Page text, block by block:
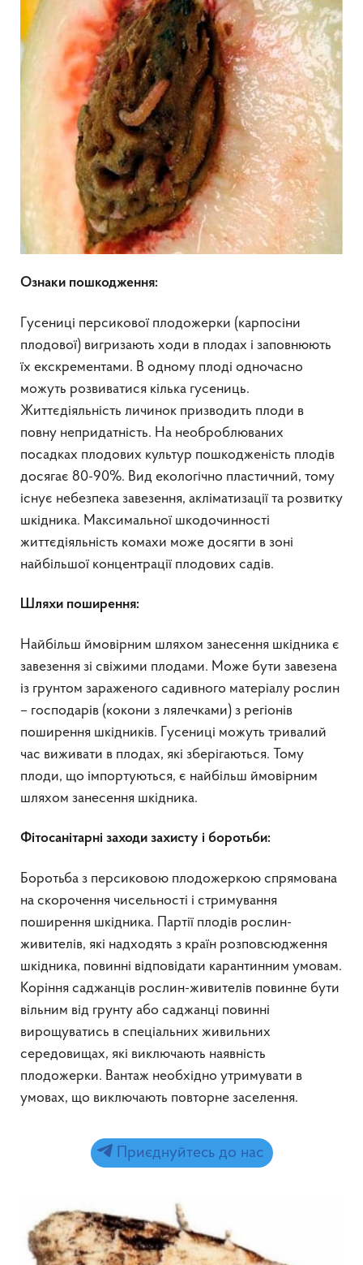
Ознаки пошкодження:
Гусениці персикової плодожерки (карпосіни
плодової) вигризають ходи в плодах і заповнюють
їх екскрементами. В одному плоді одночасно
можуть розвиватися кілька гусениць.
Життєдіяльність личинок призводить плоди в
повну непридатність. На необроблюваних
посадках плодових культур пошкодженість плодів
досягає 80-90%. Вид екологічно пластичний, тому
існує небезпека завезення, акліматизації та розвитку
шкідника. Максимальної шкодочинності
життєдіяльність комахи може досягти в зоні
найбільшої концентрації плодових садів.
Шляхи поширення:
Найбільш ймовірним шляхом занесення шкідника є
завезення зі свіжими плодами. Може бути завезена
із грунтом зараженого садивного матеріалу рослин
– господарів (кокони з лялечками) з регіонів
поширення шкідників. Гусениці можуть тривалий
час виживати в плодах, які зберігаються. Тому
плоди, що імпортуються, є найбільш ймовірним
шляхом занесення шкідника.
Фітосанітарні заходи захисту і боротьби:
Боротьба з персиковою плодожеркою спрямована
на скорочення чисельності і стримування
поширення шкідника. Партії плодів рослин-
живителів, які надходять з країн розповсюдження
шкідника, повинні відповідати карантинним умовам.
Коріння саджанців рослин-живителів повинне бути
вільним від грунту або саджанці повинні
вирощуватись в спеціальних живильних
середовищах, які виключають наявність
плодожерки. Вантаж необхідно утримувати в
умовах, що виключають повторне заселення.
Приєднуйтесь до нас